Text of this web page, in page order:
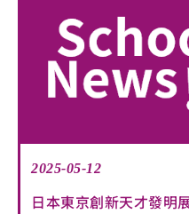
2025-05-12
日本東京創新天才發明